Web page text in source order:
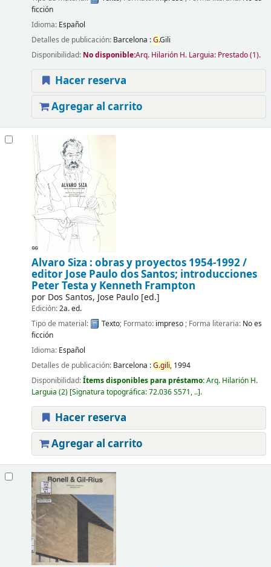
ficción
Idioma: Español
Detalles de publicación: Barcelona :G.Gili
Disponibilidad: No disponible:Arq. Hilarión H. Larguia: Prestado(1).
Hacer reserva
Agregar al carrito
Alvaro Siza : obras y proyectos 1954-1992 /
editor Jose Paulo dos Santos; introducciones
Peter Testa y Kenneth Frampton
por Dos Santos, Jose Paulo[ed.]
Edición:2a. ed.
Tipo de material:
Texto; Formato: impreso; Forma literaria: No es
ficción
Idioma: Español
Detalles de publicación: Barcelona :G.gili, 1994
Disponibilidad:Ítems disponibles para préstamo:Arq. Hilarión H.
Larguia (2) Signatura topográfica:72.036 S571, .. .
Hacer reserva
Agregar al carrito